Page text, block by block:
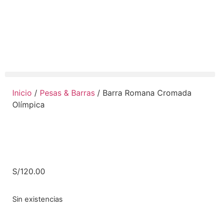
Inicio / Pesas & Barras / Barra Romana Cromada
Olímpica
S/120.00
Sin existencias